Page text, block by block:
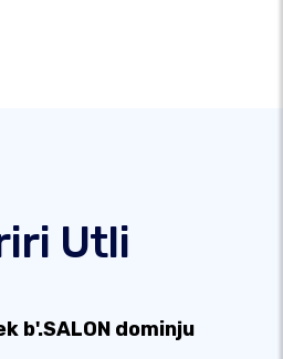
Utli
b'.SALON dominju